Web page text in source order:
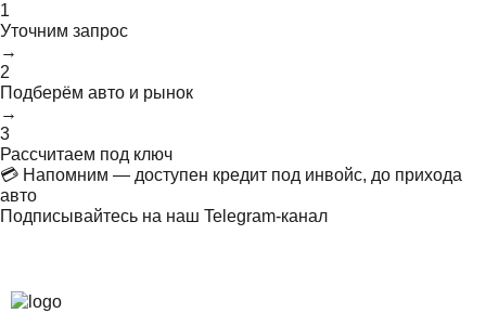
1
Уточним запрос
→
2
Подберём авто и рынок
→
3
Рассчитаем под ключ
💳 Напомним — доступен кредит под инвойс, до прихода
авто
Подписывайтесь на наш Telegram-канал